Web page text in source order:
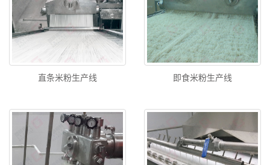
直条米粉生产线 即食米粉生产线